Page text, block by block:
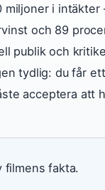
miljoner i
och 89
publik och
tydlig: du får
acceptera att
filmens fakta.